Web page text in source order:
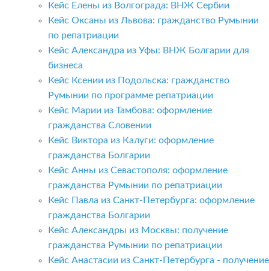
Кейс Елены из Волгограда: ВНЖ Сербии
Кейс Оксаны из Львова: гражданство Румынии
по репатриации
Кейс Александра из Уфы: ВНЖ Болгарии для
бизнеса
Кейс Ксении из Подольска: гражданство
Румынии по программе репатриации
Кейс Марии из Тамбова: оформление
гражданства Словении
Кейс Виктора из Калуги: оформление
гражданства Болгарии
Кейс Анны из Севастополя: оформление
гражданства Румынии по репатриации
Кейс Павла из Санкт-Петербурга: оформление
гражданства Болгарии
Кейс Александры из Москвы: получение
гражданства Румынии по репатриации
Кейс Анастасии из Санкт-Петербурга - получение